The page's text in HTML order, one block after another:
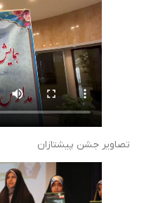
تصاویر جشن پیشتازان